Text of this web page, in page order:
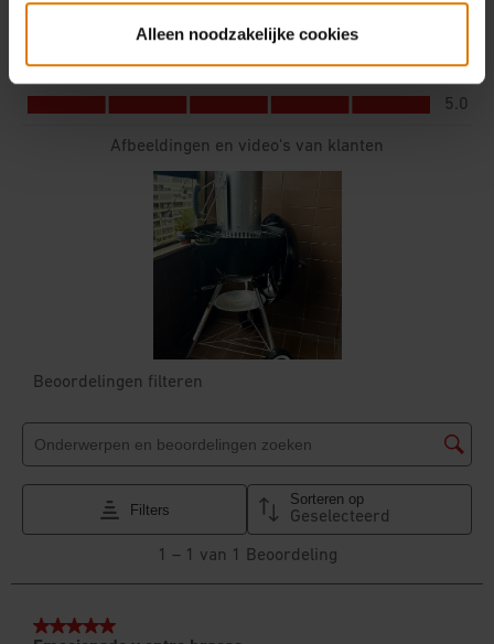
Alleen noodzakelijke cookies